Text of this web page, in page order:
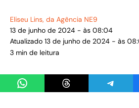
Eliseu Lins, da Agência NE9
13 de junho de 2024 - às 08:04
Atualizado 13 de junho de 2024 - às
3 min de leitura
Share on WhatsAppShare on ThreadsShare